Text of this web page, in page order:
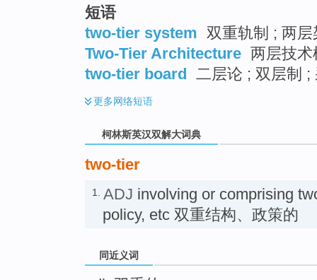
短语
two-tier system 双重轨制 ; 两
Two-Tier Architecture 两层技
two-tier board 二层论 ; 双层制 ;
更多网络短语
柯林斯英汉双解大词典
two-tier
1. ADJ involving or comprising
policy, etc 双重结构、政策的
同近义词